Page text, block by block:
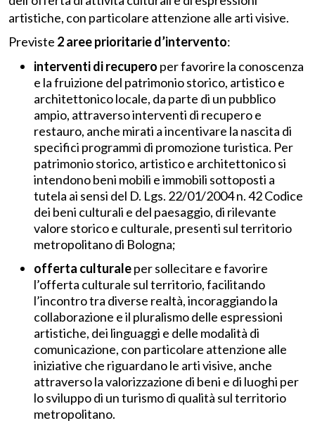
artistiche, con particolare attenzione alle arti visive.
Previste 2 aree prioritarie d’intervento:
interventi di recupero per favorire la conoscenza
e la fruizione del patrimonio storico, artistico e
architettonico locale, da parte di un pubblico
ampio, attraverso interventi di recupero e
restauro, anche mirati a incentivare la nascita di
specifici programmi di promozione turistica. Per
patrimonio storico, artistico e architettonico si
intendono beni mobili e immobili sottoposti a
tutela ai sensi del D. Lgs. 22/01/2004 n. 42 Codice
dei beni culturali e del paesaggio, di rilevante
valore storico e culturale, presenti sul territorio
metropolitano di Bologna;
offerta culturaleper sollecitare e favorire
l’offerta culturale sul territorio, facilitando
l’incontro tra diverse realtà, incoraggiando la
collaborazione e il pluralismo delle espressioni
artistiche, dei linguaggi e delle modalità di
comunicazione, con particolare attenzione alle
iniziative che riguardano le arti visive, anche
attraverso la valorizzazione di beni e di luoghi per
lo sviluppo di un turismo di qualità sul territorio
metropolitano.